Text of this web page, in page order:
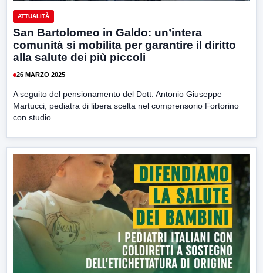
ATTUALITÀ
San Bartolomeo in Galdo: un’intera
comunità si mobilita per garantire il diritto
alla salute dei più piccoli
26 MARZO 2025
A seguito del pensionamento del Dott. Antonio Giuseppe
Martucci, pediatra di libera scelta nel comprensorio Fortorino
con studio...